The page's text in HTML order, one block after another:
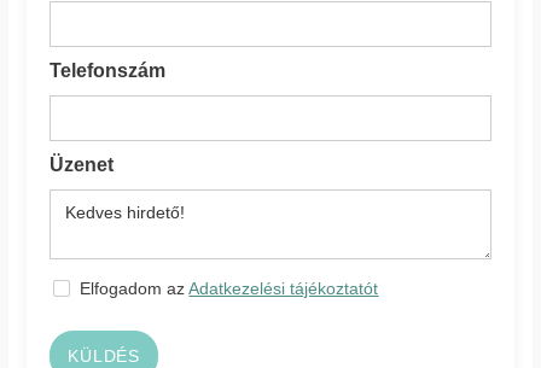
Telefonszám
Üzenet
Elfogadom azAdatkezelési tájékoztatót
KÜLDÉS